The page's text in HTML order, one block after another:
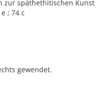
zur späthethitischen Kunst
; 74 c
gewendet.